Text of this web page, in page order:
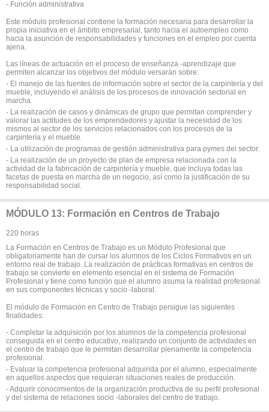
- Función administrativa
Este módulo profesional contiene la formación necesaria para desarrollar la
propia iniciativa en el ámbito empresarial, tanto hacia el autoempleo como
hacia la asunción de responsabilidades y funciones en el empleo por cuenta
ajena.
Las líneas de actuación en el proceso de enseñanza -aprendizaje que
permiten alcanzar los objetivos del módulo versarán sobre:
- El manejo de las fuentes de información sobre el sector de la carpintería y del
mueble, incluyendo el análisis de los procesos de innovación sectorial en
marcha.
- La realización de casos y dinámicas de grupo que permitan comprender y
valorar las actitudes de los emprendedores y ajustar la necesidad de los
mismos al sector de los servicios relacionados con los procesos de la
carpintería y el mueble.
- La utilización de programas de gestión administrativa para pymes del sector.
- La realización de un proyecto de plan de empresa relacionada con la
actividad de la fabricación de carpintería y mueble, que incluya todas las
facetas de puesta en marcha de un negocio, así como la justificación de su
responsabilidad social.
MÓDULO 13: Formación en Centros de Trabajo
220 horas
La Formación en Centros de Trabajo es un Módulo Profesional que
obligatoriamente han de cursar los alumnos de los Ciclos Formativos en un
entorno real de trabajo. La realización de prácticas formativas en centros de
trabajo se convierte en elemento esencial en el sistema de Formación
Profesional y tiene como función que el alumno asuma la realidad profesional
en sus componentes técnicas y socio -laboral.
El módulo de Formación en Centro de Trabajo persigue las siguientes
finalidades:
- Completar la adquisición por los alumnos de la competencia profesional
conseguida en el centro educativo, realizando un conjunto de actividades en
el centro de trabajo que le permitan desarrollar plenamente la competencia
profesional.
- Evaluar la competencia profesional adquirida por el alumno, especialmente
en aquellos aspectos que requieran situaciones reales de producción.
- Adquirir conocimientos de la organización productiva de su perfil profesional
y del sistema de relaciones socio -laborales del centro de trabajo.